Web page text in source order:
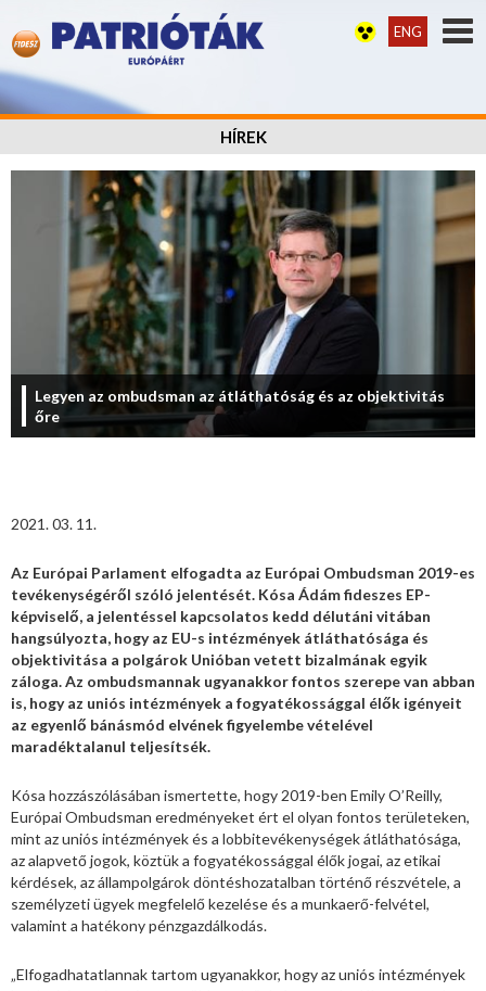
ENG
HÍREK
Legyen az ombudsman az átláthatóság és az objektivitás
őre
2021. 03. 11.
Az Európai Parlament elfogadta az Európai Ombudsman 2019-es
tevékenységéről szóló jelentését. Kósa Ádám fideszes EP-
képviselő, a jelentéssel kapcsolatos kedd délutáni vitában
hangsúlyozta, hogy az EU-s intézmények átláthatósága és
objektivitása a polgárok Unióban vetett bizalmának egyik
záloga. Az ombudsmannak ugyanakkor fontos szerepe van abban
is, hogy az uniós intézmények a fogyatékossággal élők igényeit
az egyenlő bánásmód elvének figyelembe vételével
maradéktalanul teljesítsék.
Kósa hozzászólásában ismertette, hogy 2019-ben Emily O’Reilly,
Európai Ombudsman eredményeket ért el olyan fontos területeken,
mint az uniós intézmények és a lobbitevékenységek átláthatósága,
az alapvető jogok, köztük a fogyatékossággal élők jogai, az etikai
kérdések, az állampolgárok döntéshozatalban történő részvétele, a
személyzeti ügyek megfelelő kezelése és a munkaerő-felvétel,
valamint a hatékony pénzgazdálkodás.
„Elfogadhatatlannak tartom ugyanakkor, hogy az uniós intézmények